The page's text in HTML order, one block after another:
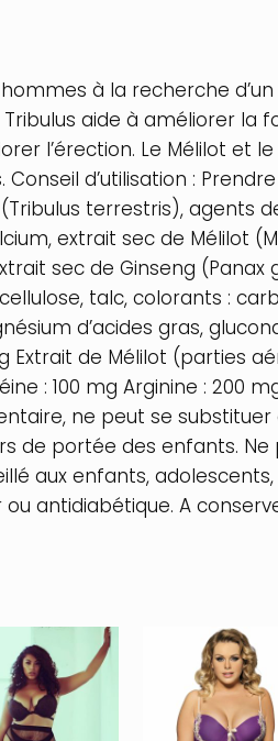
à la recherche
aide à améliorer
l’érection. Le Mélilot et
d’utilisation :
terrestris),
extrait sec de Mélilot
sec de Ginseng (Panax
talc, colorants :
d’acides gras,
de Mélilot (parties
: 100 mg Arginine : 200
ne peut se
de portée des enfants.
aux enfants,
antidiabétique. A